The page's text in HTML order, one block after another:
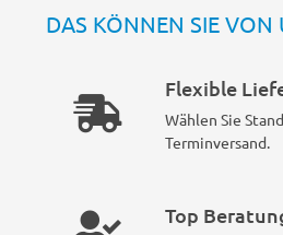
DAS KÖNNEN SIE VON
Flexible
Wählen Sie
Terminversand.
Top